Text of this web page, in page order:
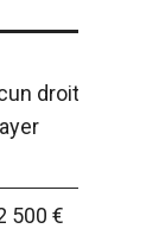
droit
500 €